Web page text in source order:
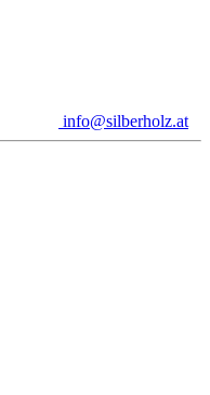
info@silberholz.at